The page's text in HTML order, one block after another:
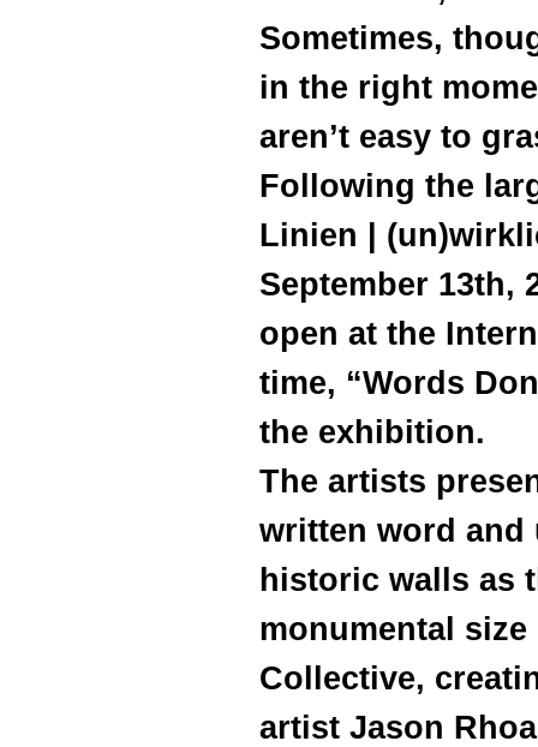
Sometimes,
in the right
aren’t easy to
Following the
Linien |
September 13th,
open at the
time, “Words
the exhibition.
The artists
written word and
historic walls as
monumental size
Collective,
artist Jason